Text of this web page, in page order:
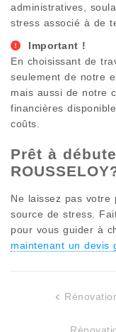
administratives,
stress associé à de
Important !
En choisissant de
seulement de notre
mais aussi de notre
financières
coûts.
Prêt à
ROUSSELOY
Ne laissez pas votre
source de stress.
pour vous guider à
maintenant un devis